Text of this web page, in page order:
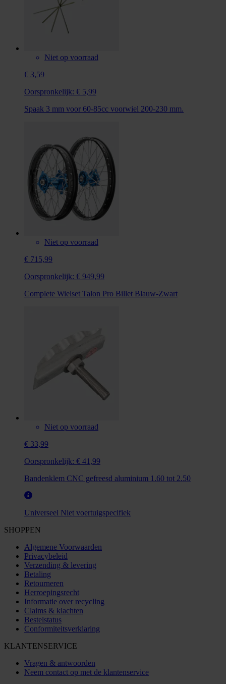
Niet op voorraad
€ 3,59
Oorspronkelijk: € 5,99
Spaak 3 mm voor 60-85cc voorwiel 200-230 mm.
Niet op voorraad
€ 715,99
Oorspronkelijk: € 949,99
Complete Wielset Talon Pro Billet Blauw-Zwart
Niet op voorraad
€ 33,99
Oorspronkelijk: € 41,99
Bandenklem CNC gefreesd aluminium 1.60 tot 2.50
Universeel Niet voertuigspecifiek
SHOPPEN
Algemene Voorwaarden
Privacybeleid
Verzending & levering
Betaling
Retourneren
Herroepingsrecht
Informatie over recycling
Claims & klachten
Bestelstatus
Conformiteitsverklaring
KLANTENSERVICE
Vragen & antwoorden
Neem contact op met de klantenservice